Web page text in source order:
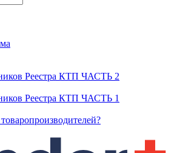
Реестра КТП ЧАСТЬ 2
Реестра КТП ЧАСТЬ 1